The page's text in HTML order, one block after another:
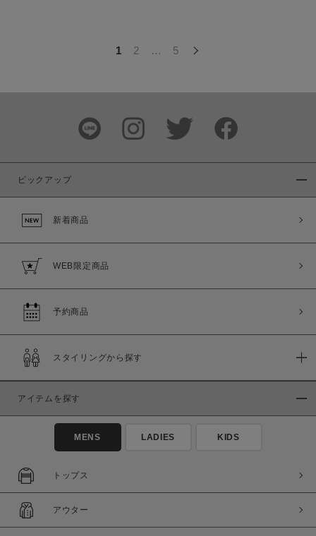
1 2 … 5
ピックアップ
新着商品
WEB限定商品
予約商品
スタイリングから探す
アイテムを探す
MENS LADIES KIDS
トップス
アウター